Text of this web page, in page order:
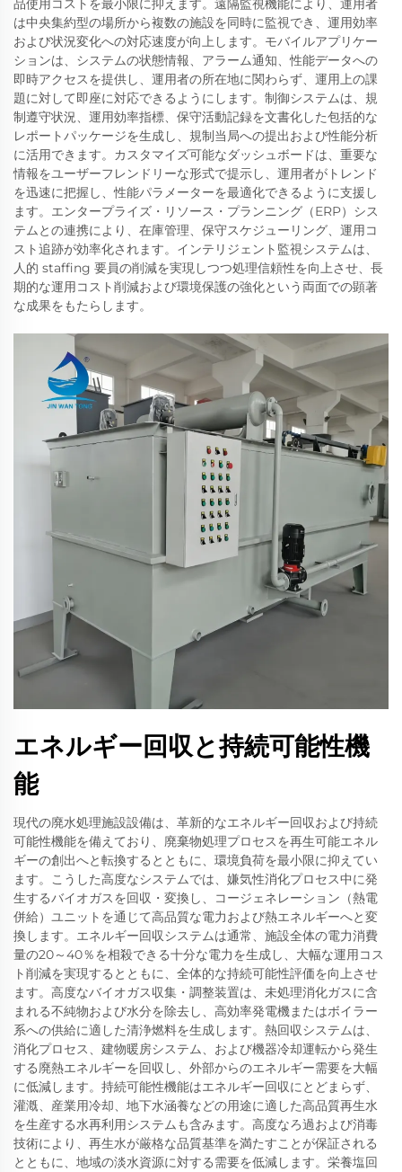
品使用コストを最小限に抑えます。遠隔監視機能により、運用者
は中央集約型の場所から複数の施設を同時に監視でき、運用効率
および状況変化への対応速度が向上します。モバイルアプリケー
ションは、システムの状態情報、アラーム通知、性能データへの
即時アクセスを提供し、運用者の所在地に関わらず、運用上の課
題に対して即座に対応できるようにします。制御システムは、規
制遵守状況、運用効率指標、保守活動記録を文書化した包括的な
レポートパッケージを生成し、規制当局への提出および性能分析
に活用できます。カスタマイズ可能なダッシュボードは、重要な
情報をユーザーフレンドリーな形式で提示し、運用者がトレンド
を迅速に把握し、性能パラメーターを最適化できるように支援し
ます。エンタープライズ・リソース・プランニング（ERP）シス
テムとの連携により、在庫管理、保守スケジューリング、運用コ
スト追跡が効率化されます。インテリジェント監視システムは、
人的 staffing 要員の削減を実現しつつ処理信頼性を向上させ、長
期的な運用コスト削減および環境保護の強化という両面での顕著
な成果をもたらします。
エネルギー回収と持続可能性機
能
現代の廃水処理施設設備は、革新的なエネルギー回収および持続
可能性機能を備えており、廃棄物処理プロセスを再生可能エネル
ギーの創出へと転換するとともに、環境負荷を最小限に抑えてい
ます。こうした高度なシステムでは、嫌気性消化プロセス中に発
生するバイオガスを回収・変換し、コージェネレーション（熱電
併給）ユニットを通じて高品質な電力および熱エネルギーへと変
換します。エネルギー回収システムは通常、施設全体の電力消費
量の20～40％を相殺できる十分な電力を生成し、大幅な運用コス
ト削減を実現するとともに、全体的な持続可能性評価を向上させ
ます。高度なバイオガス収集・調整装置は、未処理消化ガスに含
まれる不純物および水分を除去し、高効率発電機またはボイラー
系への供給に適した清浄燃料を生成します。熱回収システムは、
消化プロセス、建物暖房システム、および機器冷却運転から発生
する廃熱エネルギーを回収し、外部からのエネルギー需要を大幅
に低減します。持続可能性機能はエネルギー回収にとどまらず、
灌漑、産業用冷却、地下水涵養などの用途に適した高品質再生水
を生産する水再利用システムも含みます。高度なろ過および消毒
技術により、再生水が厳格な品質基準を満たすことが保証される
とともに、地域の淡水資源に対する需要を低減します。栄養塩回